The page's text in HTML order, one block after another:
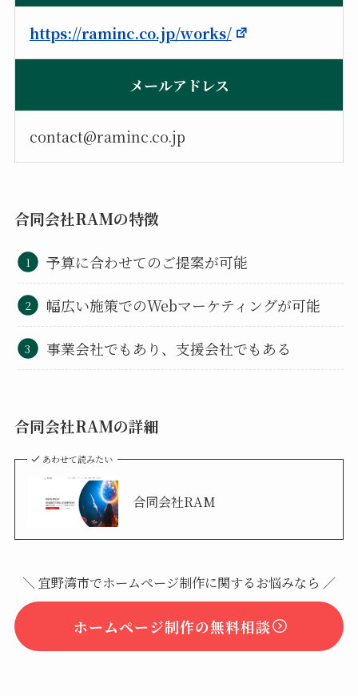
https://raminc.co.jp/works/
メールアドレス
contact@raminc.co.jp
合同会社RAMの特徴
予算に合わせてのご提案が可能
幅広い施策でのWebマーケティングが可能
事業会社でもあり、支援会社でもある
合同会社RAMの詳細
あわせて読みたい
合同会社RAM
＼ 宜野湾市でホームページ制作に関するお悩みなら ／
ホームページ制作の無料相談